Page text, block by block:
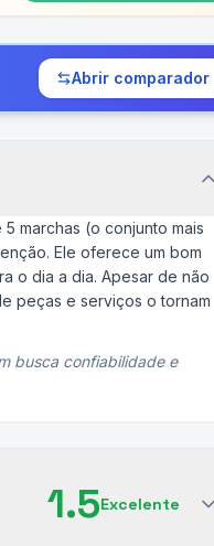
Abrir comparador
5 marchas (o conjunto mais
Ele oferece um bom
o dia a dia. Apesar de não
peças e serviços o tornam
busca confiabilidade e
1.5Excelente